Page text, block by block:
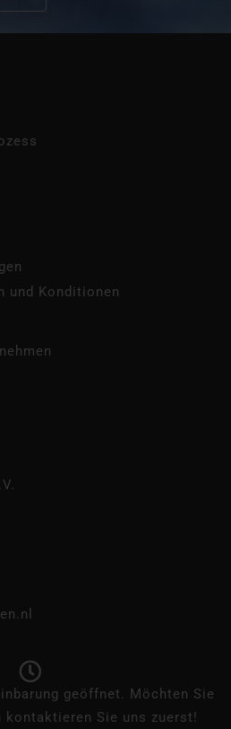
und Konditionen
geöffnet. Möchten Sie
kontaktieren Sie uns zuerst!